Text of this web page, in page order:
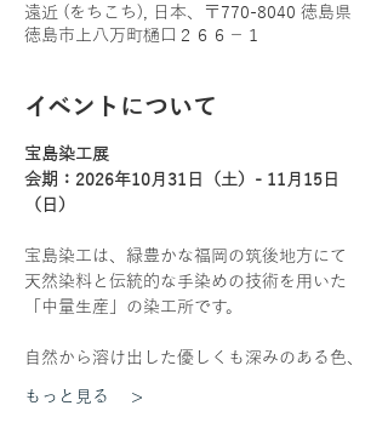
遠近 (をちこち), 日本、〒770-8040 徳島県
徳島市上八万町樋口２６６−１
イベントについて
宝島染工展
会期：2026年10月31日（土）- 11月15日
（日）
宝島染工は、緑豊かな福岡の筑後地方にて
天然染料と伝統的な手染めの技術を用いた
「中量生産」の染工所です。
自然から溶け出した優しくも深みのある色、
もっと見る >